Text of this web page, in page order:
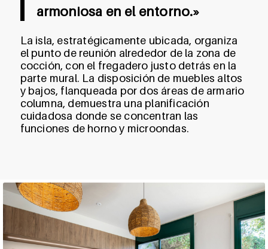
armoniosa en el entorno.»
La isla, estratégicamente ubicada, organiza
el punto de reunión alrededor de la zona de
cocción, con el fregadero justo detrás en la
parte mural. La disposición de muebles altos
y bajos, flanqueada por dos áreas de armario
columna, demuestra una planificación
cuidadosa donde se concentran las
funciones de horno y microondas.